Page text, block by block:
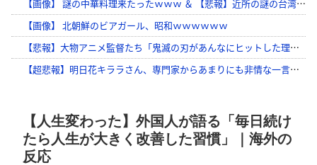
【人生変わった】外国人が語る「毎日続け
たら人生が大きく改善した習慣」｜海外の
反応